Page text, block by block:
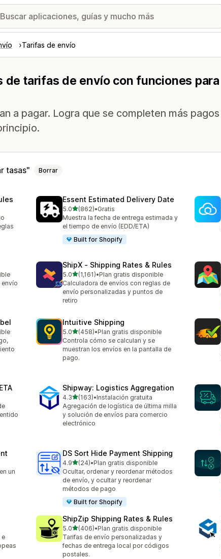
Tarifas de envío
de tarifas de envío con funciones
a pagar. Logra que se completen más
tasas Borrar
Essent Estimated Delivery Date
5.0de 5 estrellas
(862)
862 reseñas en total
•Gratis
Muestra la fecha de entrega estimada y
el tiempo de envío (EDD/ETA)
Built for Shopify
ShipX ‑ Shipping Rates & Rules
5.0de 5 estrellas
(1,161)
1161 reseñas en total
•Plan gratis disponible
Calculadora de envíos con reglas de
envío personalizadas y puntos de
retiro
Intuitive Shipping
5.0de 5 estrellas
(458)
458 reseñas en total
•Plan gratis disponible
Controla cómo se calculan y se
muestran los envíos en la pantalla de
pago.
Shipway: Logistics Aggregation
4.3de 5 estrellas
(163)
163 reseñas en total
•Instalación gratuita
Agregación de logística de última milla
y solución de envíos para comercio
electrónico
un
DS Sort Hide Payment Shipping
4.9de 5 estrellas
(24)
24 reseñas en total
•Plan gratis disponible
Ocultar, ordenar y reordenar métodos
de envío, y ocultar y reordenar
métodos de pago
Built for Shopify
e
ShipZip Shipping Rates & Rules
5.0de 5 estrellas
(406)
406 reseñas en total
•Plan gratis disponible
Tarifas de envío personalizadas y
fechas de entrega local por códigos
postales.